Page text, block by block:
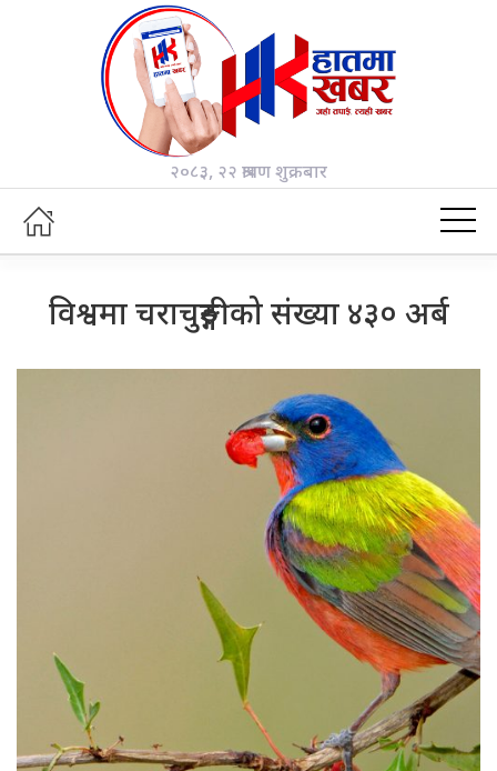
२०८३, २२ श्रावण शुक्रबार
विश्वमा चराचुरुङ्गीको संख्या ४३० अर्ब